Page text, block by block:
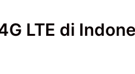
LTE di